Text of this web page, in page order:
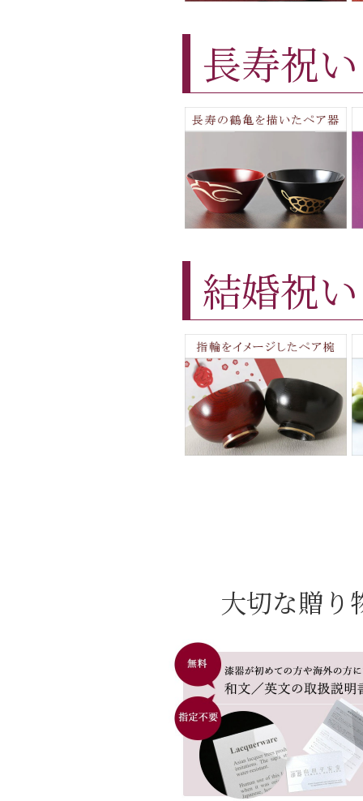
長寿祝い
結婚祝い
大切な贈